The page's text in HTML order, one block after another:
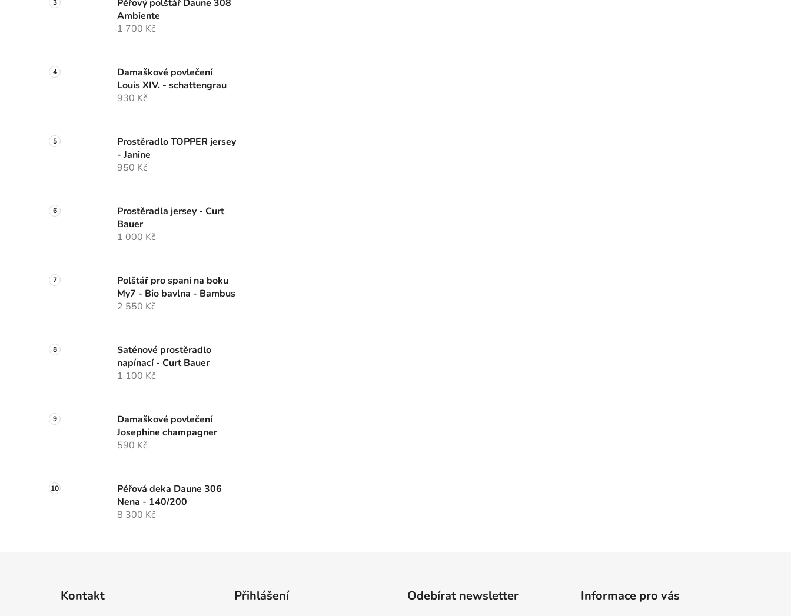
Péřový polštář Daune 308
Ambiente
1 700 Kč
Damaškové povlečení
Louis XIV. - schattengrau
930 Kč
Prostěradlo TOPPER jersey
- Janine
950 Kč
Prostěradla jersey - Curt
Bauer
1 000 Kč
Polštář pro spaní na boku
My7 - Bio bavlna - Bambus
2 550 Kč
Saténové prostěradlo
napínací - Curt Bauer
1 100 Kč
Damaškové povlečení
Josephine champagner
590 Kč
Péřová deka Daune 306
Nena - 140/200
8 300 Kč
Kontakt Přihlášení Odebírat newsletter Informace pro vás